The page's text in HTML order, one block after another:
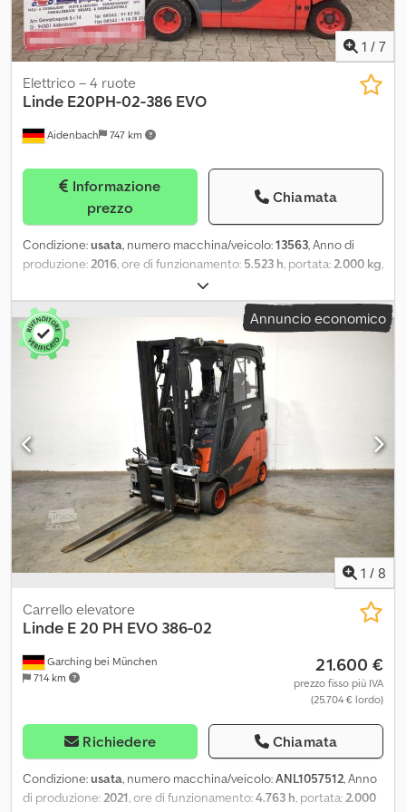
1 / 7
Aidenbach 747 km
Elettrico – 4 ruote
Linde E20PH-02-386 EVO
prezzo
Chiamata
Condizione:usata, numero macchina/veicolo:13563, Anno di
produzione:2016, ore di funzionamento: 5.523 h, portata:2.000 kg,
4.620 mm
altezza di costruzione:2.120 mm, dimensione pneumatico
anteriore:
, misura pneumatico posteriore:16x6-8,
peso complessivo:
2.760 kg, tipo motore: elettrico, costruttore:
Linde Dcodpfew Ara Usx Adqek
Annuncio economico
1 / 8
Garching bei München
714 km
Carrello elevatore
Linde E 20 PH EVO 386-02
21.600 €
prezzo fisso più IVA
(25.704 € lordo)
Richiedere Chiamata
Condizione:usata, numero macchina/veicolo:ANL1057512, Anno
di produzione:2021, ore di funzionamento:4.763 h, portata:2.000